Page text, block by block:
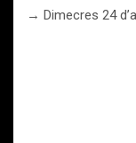
→ Dimecres 24